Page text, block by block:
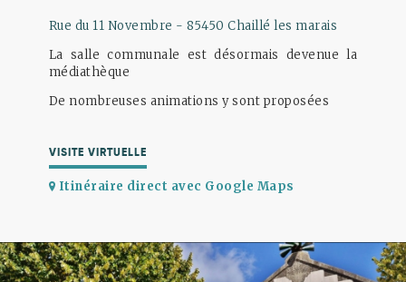
Rue du 11 Novembre - 85450 Chaillé les marais
La salle communale est désormais devenue la
médiathèque
De nombreuses animations y sont proposées
VISITE VIRTUELLE
Itinéraire direct avec Google Maps